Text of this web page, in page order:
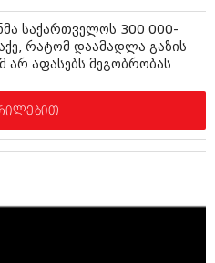
საქართველოს 300 000-
რატომ დაამადლა გაზის
აფასებს მეგობრობას